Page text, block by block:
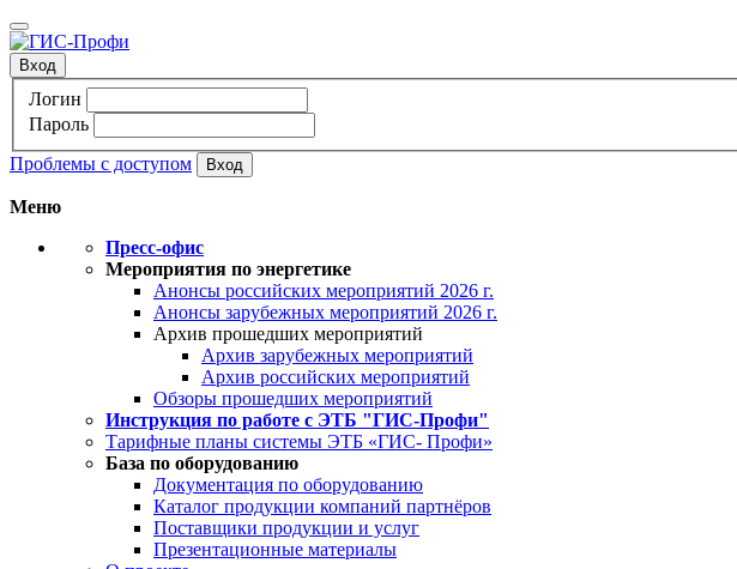
Вход
Логин
Пароль
Проблемы с доступом
Меню
Пресс-офис
Мероприятия по энергетике
Анонсы российских мероприятий 2026 г.
Анонсы зарубежных мероприятий 2026 г.
Архив прошедших мероприятий
Архив зарубежных мероприятий
Архив российских мероприятий
Обзоры прошедших мероприятий
Инструкция по работе с ЭТБ "ГИС-Профи"
Тарифные планы системы ЭТБ «ГИС- Профи»
База по оборудованию
Документация по оборудованию
Каталог продукции компаний партнёров
Поставщики продукции и услуг
Презентационные материалы